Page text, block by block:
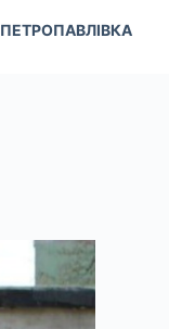
ПЕТРОПАВЛІВКА